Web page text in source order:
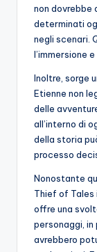
non dovrebbe
determinati
negli scenari.
l’immersione
Inoltre, sorge
Etienne non
delle
all’interno di
della storia
processo
Nonostante
Thief of Tales
offre una
personaggi, in
avrebbero